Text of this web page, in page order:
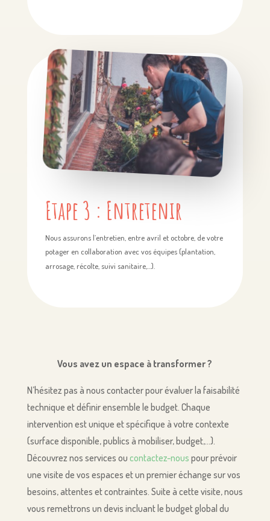
Etape 3 : Entretenir
Nous assurons l’entretien, entre avril et octobre, de votre
potager en collaboration avec vos équipes (plantation,
arrosage, récolte, suivi sanitaire,…).
Vous avez un espace à transformer ?
N’hésitez pas à nous contacter pour évaluer la faisabilité
technique et définir ensemble le budget. Chaque
intervention est unique et spécifique à votre contexte
(surface disponible, publics à mobiliser, budget,…).
Découvrez nos services ou contactez-nous pour prévoir
une visite de vos espaces et un premier échange sur vos
besoins, attentes et contraintes. Suite à cette visite, nous
vous remettrons un devis incluant le budget global du